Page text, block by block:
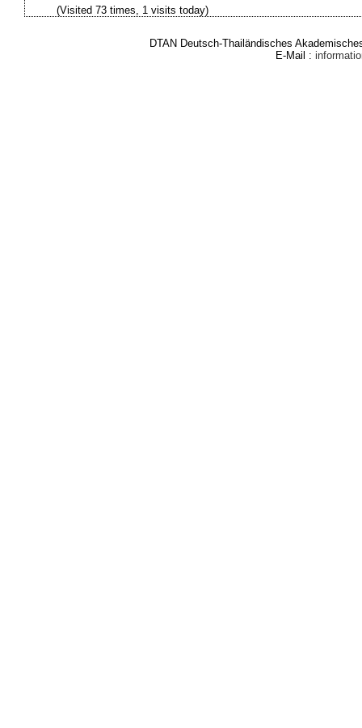
(Visited 73 times, 1 visits today)
DTAN Deutsch-Thailändisches
E-Mail :